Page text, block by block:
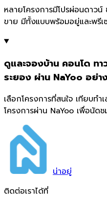
หลายโครงการมีโปรผ่อนดาว
ขาย มีทั้งแบบพร้อมอยู่และพรีเ
ดูและจองบ้าน คอนโด ทา
ระยอง ผ่าน NaYoo อย่า
เลือกโครงการที่สนใจ เทียบท
โครงการผ่าน NaYoo เพื่อนัดช
น่าอยู่
ติดต่อเราได้ที่